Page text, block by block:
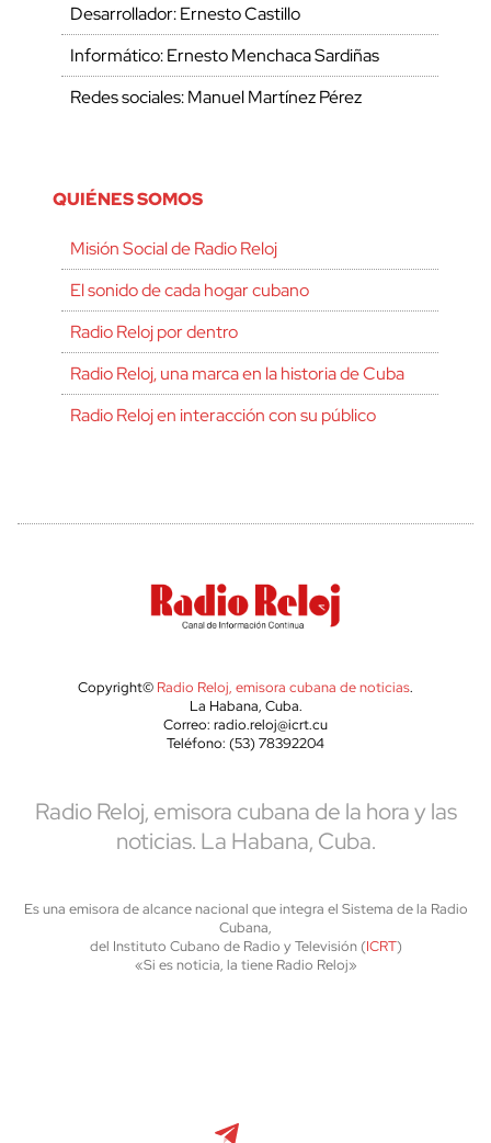
Desarrollador: Ernesto Castillo
Informático: Ernesto Menchaca Sardiñas
Redes sociales: Manuel Martínez Pérez
QUIÉNES SOMOS
Misión Social de Radio Reloj
El sonido de cada hogar cubano
Radio Reloj por dentro
Radio Reloj, una marca en la historia de Cuba
Radio Reloj en interacción con su público
Copyright© Radio Reloj, emisora cubana de noticias.
La Habana, Cuba.
Correo: radio.reloj@icrt.cu
Teléfono: (53) 78392204
Radio Reloj, emisora cubana de la hora y las
noticias. La Habana, Cuba.
Es una emisora de alcance nacional que integra el Sistema de la Radio
Cubana,
del Instituto Cubano de Radio y Televisión (ICRT)
«Si es noticia, la tiene Radio Reloj»